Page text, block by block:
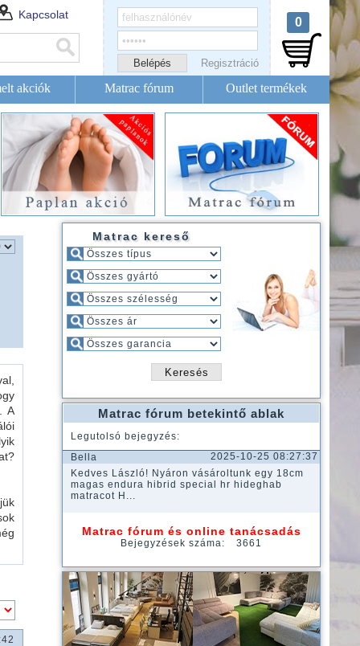
Kapcsolat
Regisztráció
0
akciók Matrac fórum Outlet termékek
A
Matrac kereső
Matrac fórum betekintő ablak
Legutolsó bejegyzés:
Bella
2025-10-25 08:27:37
Kedves László! Nyáron vásároltunk egy 18cm
magas endura hibrid special hr hideghab
matracot H...
Matrac fórum és online tanácsadás
Bejegyzések száma: 3661